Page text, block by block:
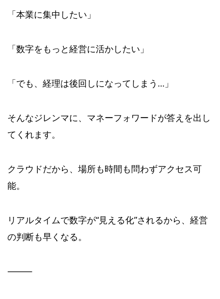
「本業に集中したい」
「数字をもっと経営に活かしたい」
「でも、経理は後回しになってしまう…」
そんなジレンマに、マネーフォワードが答えを出し
てくれます。
クラウドだから、場所も時間も問わずアクセス可
能。
リアルタイムで数字が“見える化”されるから、経営
の判断も早くなる。
⸻